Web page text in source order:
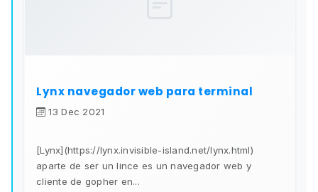
Lynx navegador web para terminal
13 Dec 2021
[Lynx](https://lynx.invisible-island.net/lynx.html)
aparte de ser un lince es un navegador web y
cliente de gopher en...